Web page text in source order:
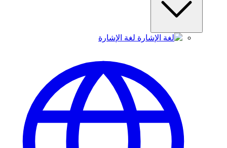
لغة الإشارة